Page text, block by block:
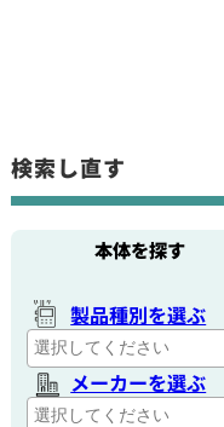
検索し直す
本体を探す
製品種別を選ぶ
メーカーを選ぶ